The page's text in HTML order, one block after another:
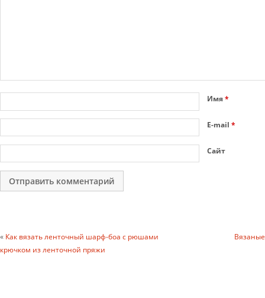
Имя*
E-mail *
Сайт
« Как вязать ленточный шарф-боа с рюшами
крючком из ленточной пряжи